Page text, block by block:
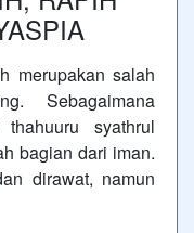
merupakan salah
Sebagaimana
syathrul
bagian dari iman.
dirawat, namun